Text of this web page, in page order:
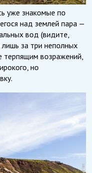
уже знакомые по
над землей пара —
вод (видите,
лишь за три неполных
терпящим возражений,
но